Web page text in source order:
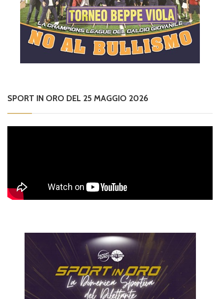
SPORT IN ORO DEL 25 MAGGIO 2026